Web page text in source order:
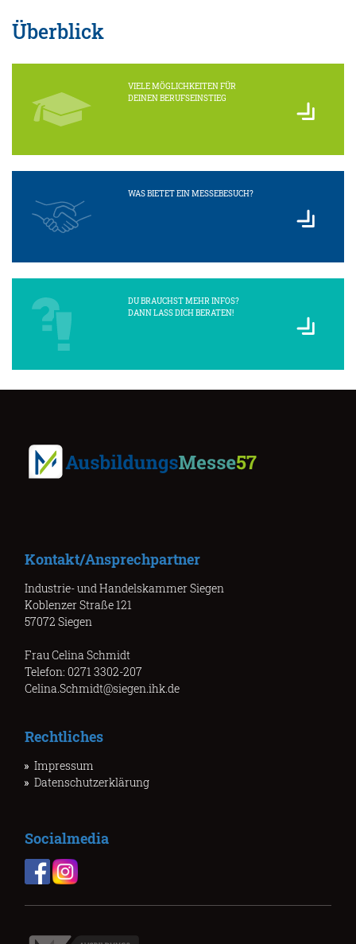
Überblick
VIELE MÖGLICHKEITEN FÜR
DEINEN BERUFSEINSTIEG
WAS BIETET EIN MESSEBESUCH?
DU BRAUCHST MEHR INFOS?
DANN LASS DICH BERATEN!
Kontakt/Ansprechpartner
Industrie- und Handelskammer Siegen
Koblenzer Straße 121
57072 Siegen
Frau Celina Schmidt
Telefon: 0271 3302-207
Celina.Schmidt@siegen.ihk.de
Rechtliches
Impressum
Datenschutzerklärung
Socialmedia